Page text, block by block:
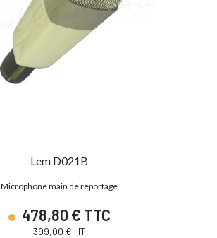
Lem D021B
Microphone main de reportage
478,80 € TTC
399,00 € HT